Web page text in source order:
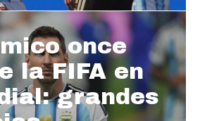
once
la FIFA en
grandes